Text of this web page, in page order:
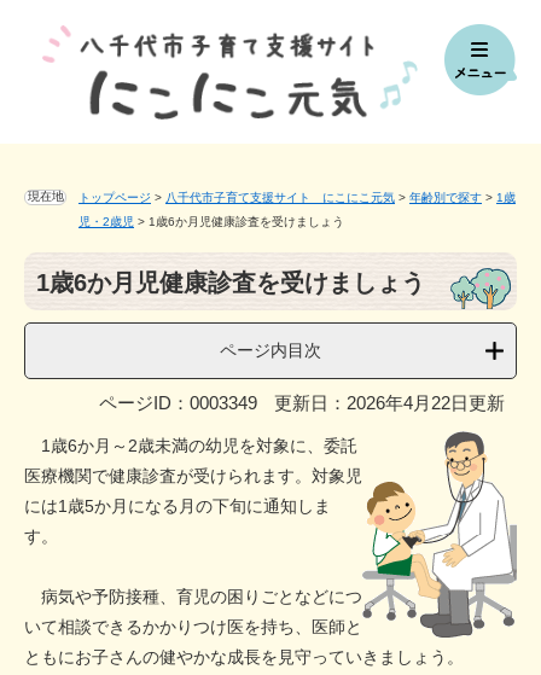
す。現在地 トップページ > 八千代市子育て支援サイト にこにこ元気 > 年齢別で探す > 1歳
児・2歳児 > 1歳6か月児健康診査を受けましょう
文1歳6か月児健康診査を受けましょう
ページ内目次
ページID：0003349 更新日：2026年4月22日更新
1歳6か月～2歳未満の幼児を対象に、委託
医療機関で健康診査が受けられます。対象児
には1歳5か月になる月の下旬に通知しま
す。
病気や予防接種、育児の困りごとなどにつ
いて相談できるかかりつけ医を持ち、医師と
ともにお子さんの健やかな成長を見守っていきましょう。